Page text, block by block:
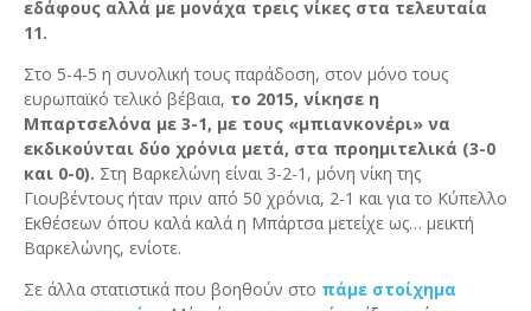
εδάφους αλλά με μονάχα τρεις νίκες στα τελευταία
11.
Στο 5-4-5 η συνολική τους παράδοση, στον μόνο τους
ευρωπαϊκό τελικό βέβαια, το 2015, νίκησε η
Μπαρτσελόνα με 3-1, με τους «μπιανκονέρι» να
εκδικούνται δύο χρόνια μετά, στα προημιτελικά (3-0
και 0-0). Στη Βαρκελώνη είναι 3-2-1, μόνη νίκη της
Γιουβέντους ήταν πριν από 50 χρόνια, 2-1 και για το Κύπελλο
Εκθέσεων όπου καλά καλά η Μπάρτσα μετείχε ως… μεικτή
Βαρκελώνης, ενίοτε.
Σε άλλα στατιστικά που βοηθούν στο πάμε στοίχημα